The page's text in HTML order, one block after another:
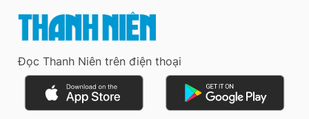
Đọc Thanh Niên trên điện thoại